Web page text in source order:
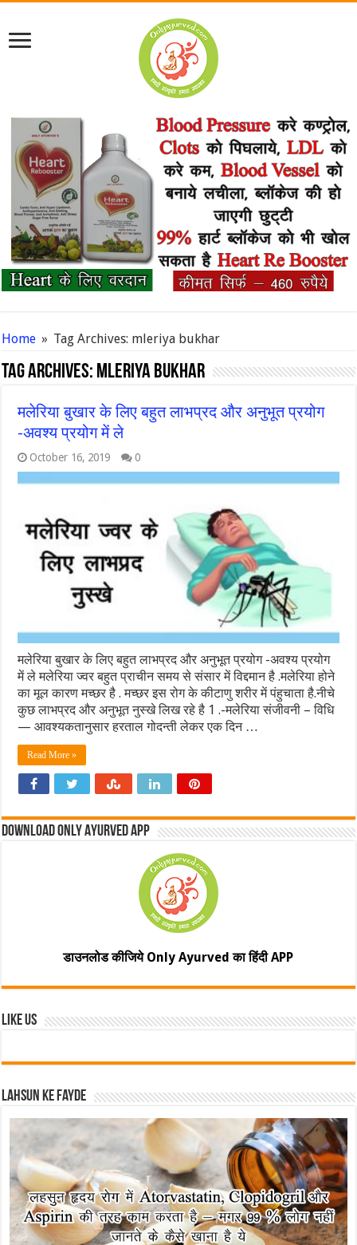
Home » Tag Archives: mleriya bukhar
Tag Archives: mleriya bukhar
मलेरिया बुखार के लिए बहुत लाभप्रद और अनुभूत प्रयोग
-अवश्य प्रयोग में ले
October 16, 2019 0
मलेरिया बुखार के लिए बहुत लाभप्रद और अनुभूत प्रयोग -अवश्य प्रयोग
में ले मलेरिया ज्वर बहुत प्राचीन समय से संसार में विद्दमान है .मलेरिया होने
का मूल कारण मच्छर है . मच्छर इस रोग के कीटाणु शरीर में पंहुचाता है.नीचे
कुछ लाभप्रद और अनुभूत नुस्खे लिख रहे है 1 .-मलेरिया संजीवनी – विधि
— आवश्यकतानुसार हरताल गोदन्ती लेकर एक दिन …
Read More »
Download Only Ayurved App
डाउनलोड कीजिये Only Ayurved का हिंदी APP
Like Us
Lahsun ke fayde